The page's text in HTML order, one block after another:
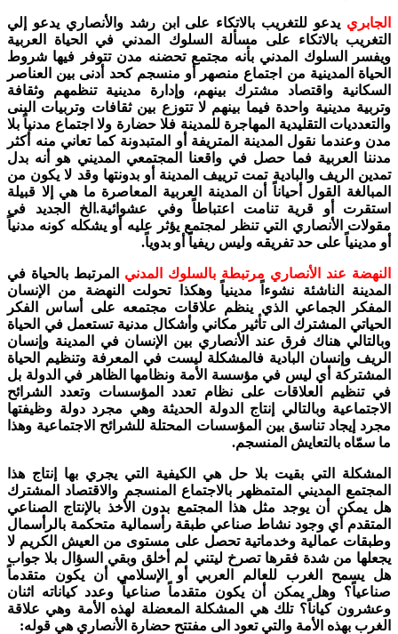
الجابري يدعو للتغريب بالاتكاء على ابن رشد والأنصاري يدعو إلي
التغريب بالاتكاء على مسألة السلوك المدني في الحياة العربية
ويفسر السلوك المدني بأنه مجتمع تحضنه مدن تتوفر فيها شروط
الحياة المدينية من اجتماع منصهر أو منسجم كحد أدنى بين العناصر
السكانية واقتصاد مشترك بينهم، وإدارة مدينية تنظمهم وثقافة
وتربية مدينية واحدة فيما بينهم لا تتوزع بين ثقافات وتربيات البنى
والتعدديات التقليدية المهاجرة للمدينة فلا حضارة ولا اجتماع مدنياً بلا
مدن وعندما نقول المدينة المتريفة أو المتبدونة كما تعاني منه أكثر
مدننا العربية فما حصل في واقعنا المجتمعي المديني هو أنه بدل
تمدين الريف والبادية تمت ترييف المدينة أو بدونتها وقد لا يكون من
المبالغة القول أحياناً أن المدينة العربية المعاصرة ما هي إلا قبيلة
استقرت أو قرية تنامت اعتباطاً وفي عشوائية.الخ الجديد في
مقولات الأنصاري التي تنظر لمجتمع يؤثر عليه أو يشكله كونه مدنياً
أو مدينياً على حد تفريقه وليس ريفياً أو بدوياً.
النهضة عند الأنصاري مرتبطة بالسلوك المدني
المرتبط بالحياة في
المدينة الناشئة نشوءاً مدينياً وهكذا تحولت النهضة من الإنسان
المفكر الجماعي الذي ينظم علاقات مجتمعه على أساس الفكر
الحياتي المشترك الى تأثير مكاني وأشكال مدنية تستعمل في الحياة
وبالتالي هناك فرق عند الأنصاري بين الإنسان في المدينة وإنسان
الريف وإنسان البادية فالمشكلة ليست في المعرفة وتنظيم الحياة
المشتركة أي ليس في مؤسسة الأمة ونظامها الظاهر في الدولة بل
في تنظيم العلاقات على نظام تعدد المؤسسات وتعدد الشرائح
الاجتماعية وبالتالي إنتاج الدولة الحديثة وهي مجرد دولة وظيفتها
مجرد إيجاد تناسق بين المؤسسات المحتلة للشرائح الاجتماعية وهذا
ما سمّاه بالتعايش المنسجم.
المشكلة التي بقيت بلا حل هي الكيفية التي يجري بها إنتاج هذا
المجتمع المديني المتمظهر بالاجتماع المنسجم والاقتصاد المشترك
هل يمكن أن يوجد مثل هذا المجتمع بدون الأخذ بالإنتاج الصناعي
المتقدم أي وجود نشاط صناعي طبقة رأسمالية متحكمة بالرأسمال
وطبقات عمالية وخدماتية تحصل على مستوى من العيش الكريم لا
يجعلها من شدة فقرها تصرخ ليتني لم أخلق وبقي السؤال بلا جواب
هل يسمح الغرب للعالم العربي أو الإسلامي أن يكون متقدماً
صناعياً؟ وهل يمكن أن يكون متقدماً صناعياً وعدد كياناته اثنان
وعشرون كياناً؟ تلك هي المشكلة المعضلة لهذه الأمة وهي علاقة
الغرب بهذه الأمة والتي تعود الى مفتتح حضارة الأنصاري هي قوله: